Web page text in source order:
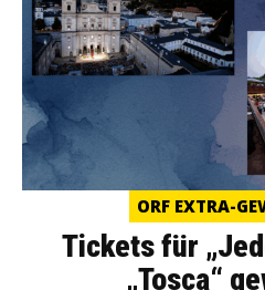
ORF EXTRA-
Tickets für
„Tosca“